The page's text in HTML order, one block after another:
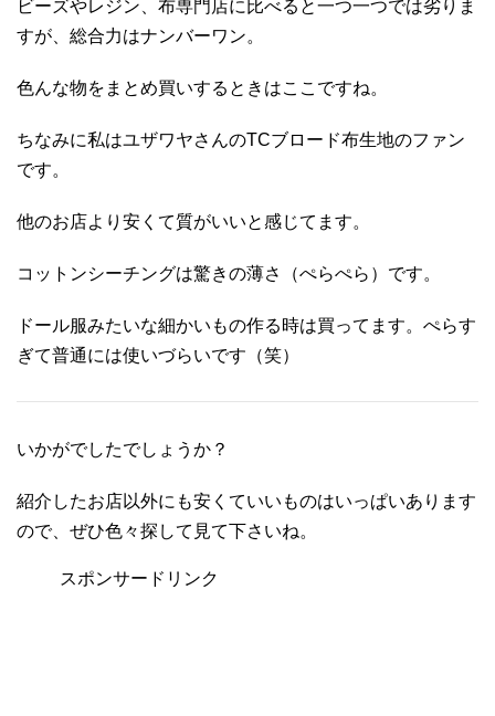
ビーズやレジン、布専門店に比べると一つ一つでは劣りま
すが、総合力はナンバーワン。
色んな物をまとめ買いするときはここですね。
ちなみに私はユザワヤさんのTCブロード布生地のファン
です。
他のお店より安くて質がいいと感じてます。
コットンシーチングは驚きの薄さ（ぺらぺら）です。
ドール服みたいな細かいもの作る時は買ってます。ぺらす
ぎて普通には使いづらいです（笑）
いかがでしたでしょうか？
紹介したお店以外にも安くていいものはいっぱいあります
ので、ぜひ色々探して見て下さいね。
スポンサードリンク